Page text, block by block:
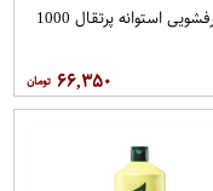
مایع ظرفشویی استوانه پرتقال 1000
۶۶,۳۵۰